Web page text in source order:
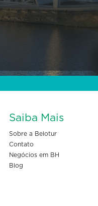
Saiba Mais
Sobre a Belotur
Contato
Negócios em BH
Blog